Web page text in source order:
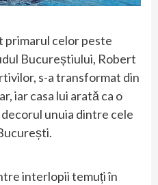
primarul celor peste
Bucureștiului, Robert
s-a transformat din
iar casa lui arată ca o
unuia dintre cele
interlopii temuți în